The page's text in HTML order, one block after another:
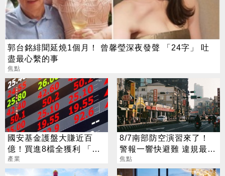
郭台銘緋聞延燒1個月！ 曾馨瑩深夜發聲 「24字」 吐
盡最心繫的事
焦點
國安基金護盤大賺近百
億！買進8檔全獲利 「這
檔」貢獻逾7成7
產業
8/7南部防空演習來了！
警報一響快避難 違規最高
開罰15萬
焦點